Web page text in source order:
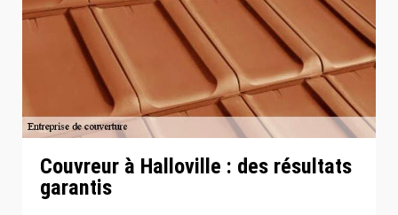
Couvreur à Halloville : des résultats
garantis